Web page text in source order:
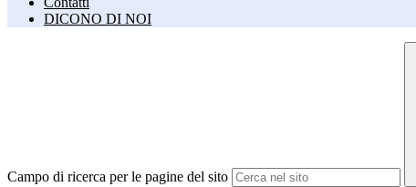
DICONO DI NOI
Campo di ricerca per le pagine del sito